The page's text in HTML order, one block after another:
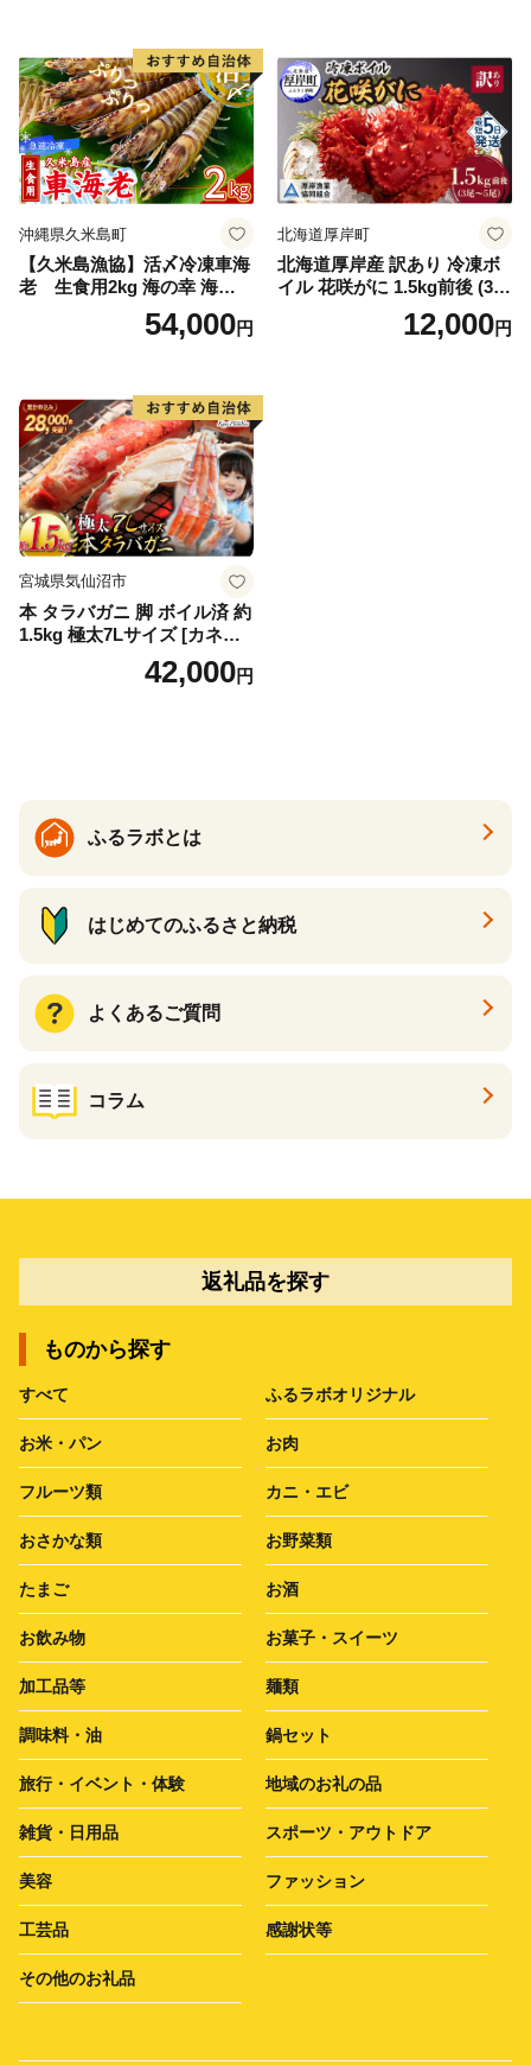
イル済み 冷凍 カニ 蟹 かに
カニ味噌 甲羅 お得 格安 小ぶ
り 解凍 カニ鍋 甲羅焼き 海鮮
返礼品 特産品 新鮮 濃厚 旨み
簡単調理 家庭用 ギフト グル
メ
沖縄県久米島町
【久米島漁協】活〆冷凍車海
老 生食用2kg 海の幸 海鮮
車えび クルマエビ 高級食材
生食 刺身 鮮度抜群 プリプリ
り物 お歳暮 お中元
54,000円
北海道厚岸町
北海道厚岸産 訳あり 冷凍ボ
イル 花咲がに 1.5kg前後 (3尾
～5尾入) 蟹 花咲ガニ 魚介類
魚介 [№5863-1090]12,000円
宮城県気仙沼市
本 タラバガニ 脚 ボイル済 約
1.5kg 極太7Lサイズ [カネダ
イ 宮城県 気仙沼市 2056432
6] カニ かに 蟹 たらばがに た
42,000円
ふるラボとは
はじめてのふるさと納税
よくあるご質問
コラム
返礼品を探す
ものから探す
すべて ふるラボオリジナル
お米・パン お肉
フルーツ類 カニ・エビ
おさかな類 お野菜類
たまご お酒
お飲み物 お菓子・スイーツ
加工品等 麺類
調味料・油 鍋セット
旅行・イベント・体験 地域のお礼の品
雑貨・日用品 スポーツ・アウトドア
美容 ファッション
工芸品 感謝状等
その他のお礼品